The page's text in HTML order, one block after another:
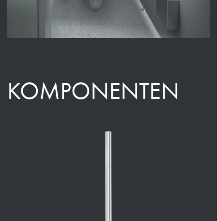
KOMPONENTEN